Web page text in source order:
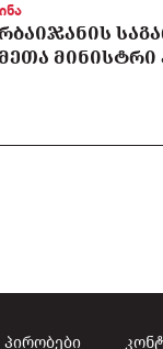
ᲛᲘᲜᲘᲡᲢᲠᲘ
პირობები